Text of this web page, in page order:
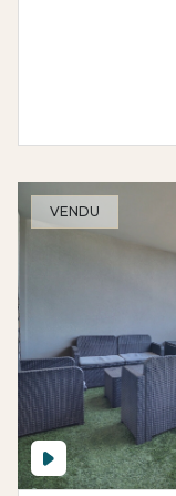
VENDU